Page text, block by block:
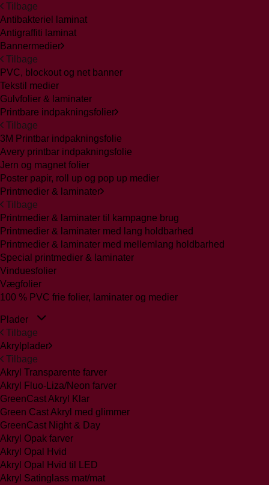
Tilbage
Antibakteriel laminat
Antigraffiti laminat
Bannermedier
Tilbage
PVC, blockout og net banner
Tekstil medier
Gulvfolier & laminater
Printbare indpakningsfolier
Tilbage
3M Printbar indpakningsfolie
Avery printbar indpakningsfolie
Jern og magnet folier
Poster papir, roll up og pop up medier
Printmedier & laminater
Tilbage
Printmedier & laminater til kampagne brug
Printmedier & laminater med lang holdbarhed
Printmedier & laminater med mellemlang holdbarhed
Special printmedier & laminater
Vinduesfolier
Vægfolier
100 % PVC frie folier, laminater og medier
Plader
Tilbage
Akrylplader
Tilbage
Akryl Transparente farver
Akryl Fluo-Liza/Neon farver
GreenCast Akryl Klar
Green Cast Akryl med glimmer
GreenCast Night & Day
Akryl Opak farver
Akryl Opal Hvid
Akryl Opal Hvid til LED
Akryl Satinglass mat/mat